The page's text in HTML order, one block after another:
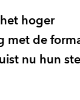
hoger
met de
nu hun